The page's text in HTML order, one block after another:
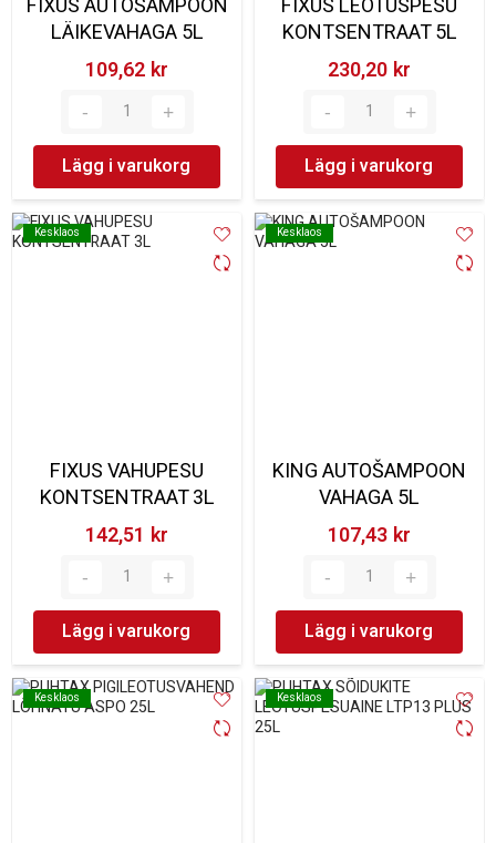
FIXUS AUTOŠAMPOON
LÄIKEVAHAGA 5L
109,62 kr‎
Lägg i varukorg
FIXUS LEOTUSPESU
KONTSENTRAAT 5L
230,20 kr‎
Lägg i varukorg
Kesklaos
Kesklaos
FIXUS VAHUPESU
KONTSENTRAAT 3L
142,51 kr‎
Lägg i varukorg
Kesklaos
Kesklaos
KING AUTOŠAMPOON
VAHAGA 5L
107,43 kr‎
Lägg i varukorg
Kesklaos
Kesklaos Kesklaos
Kesklaos